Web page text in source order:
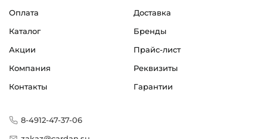
Оплата
Доставка
Каталог
Бренды
Акции
Прайс-лист
Компания
Реквизиты
Контакты
Гарантии
8-4912-47-37-06